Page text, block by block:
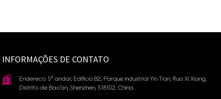
INFORMAÇÕES DE CONTATO
Endereço: 5º andar, Edifício B2, Parque Industrial Yin Tian, ​​Rua Xi Xiang,
Distrito de Bao'an, Shenzhen, 518102, China